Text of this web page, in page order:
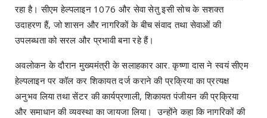
रहा है। सीएम हेल्पलाइन 1076 और सेवा सेतु इसी सोच के सशक्त
उदाहरण हैं, जो शासन और नागरिकों के बीच संवाद तथा सेवाओं की
उपलब्धता को सरल और प्रभावी बना रहे हैं।
अवलोकन के दौरान मुख्यमंत्री के सलाहकार आर. कृष्णा दास ने स्वयं सीएम
हेल्पलाइन पर कॉल कर शिकायत दर्ज कराने की प्रक्रिया का प्रत्यक्ष
अनुभव लिया तथा सेंटर की कार्यप्रणाली, शिकायत पंजीयन की प्रक्रिया
और समाधान की व्यवस्था का जायजा लिया। उन्होंने कहा कि नागरिकों की